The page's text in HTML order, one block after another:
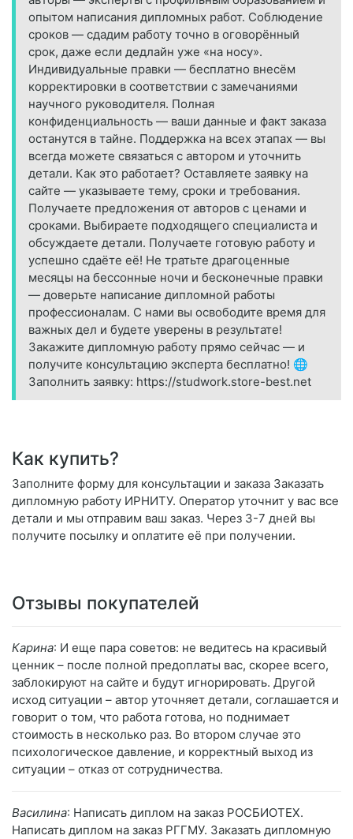
опытом написания дипломных работ. Соблюдение
сроков — сдадим работу точно в оговорённый
срок, даже если дедлайн уже «на носу».
Индивидуальные правки — бесплатно внесём
корректировки в соответствии с замечаниями
научного руководителя. Полная
конфиденциальность — ваши данные и факт заказа
останутся в тайне. Поддержка на всех этапах — вы
всегда можете связаться с автором и уточнить
детали. Как это работает? Оставляете заявку на
сайте — указываете тему, сроки и требования.
Получаете предложения от авторов с ценами и
сроками. Выбираете подходящего специалиста и
обсуждаете детали. Получаете готовую работу и
успешно сдаёте её! Не тратьте драгоценные
месяцы на бессонные ночи и бесконечные правки
— доверьте написание дипломной работы
профессионалам. С нами вы освободите время для
важных дел и будете уверены в результате!
Закажите дипломную работу прямо сейчас — и
получите консультацию эксперта бесплатно! 🌐
Заполнить заявку: https://studwork.store-best.net
Как купить?
Заполните форму для консультации и заказа Заказать
дипломную работу ИРНИТУ. Оператор уточнит у вас все
детали и мы отправим ваш заказ. Через 3-7 дней вы
получите посылку и оплатите её при получении.
Отзывы покупателей
Карина: И еще пара советов: не ведитесь на красивый
ценник – после полной предоплаты вас, скорее всего,
заблокируют на сайте и будут игнорировать. Другой
исход ситуации – автор уточняет детали, соглашается и
говорит о том, что работа готова, но поднимает
стоимость в несколько раз. Во втором случае это
психологическое давление, и корректный выход из
ситуации – отказ от сотрудничества.
Василина: Написать диплом на заказ РОСБИОТЕХ.
Написать диплом на заказ РГГМУ. Заказать дипломную